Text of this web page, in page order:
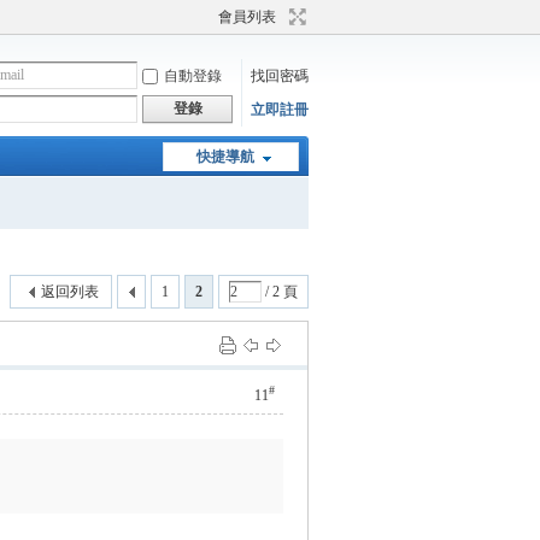
會員列表
自動登錄
找回密碼
登錄 立即註冊
快捷導航
1 2 / 2 頁
返回列表
11#